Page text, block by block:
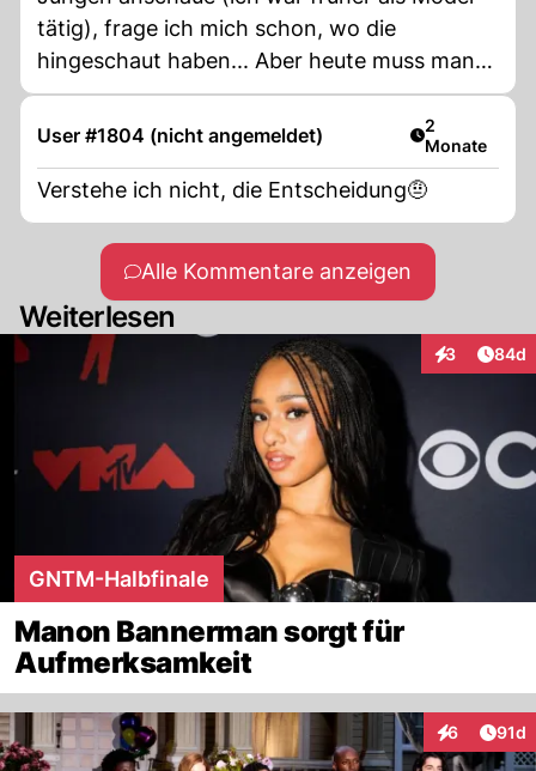
tätig), frage ich mich schon, wo die
hingeschaut haben... Aber heute muss man
nicht mehr schön sein um Model werden zu
können...schade..
User #1804 (nicht angemeldet) Artikel
2
Monate
Verstehe ich nicht, die Entscheidung🤨
Alle Kommentare anzeigen
Weiterlesen
3
Interaktionen
84d
GNTM-Halbfinale
Manon Bannerman sorgt für
Aufmerksamkeit
6
Interaktionen
91d